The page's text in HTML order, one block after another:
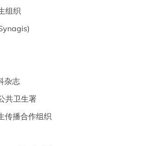
组织
杂志
共卫生署
传播合作组织